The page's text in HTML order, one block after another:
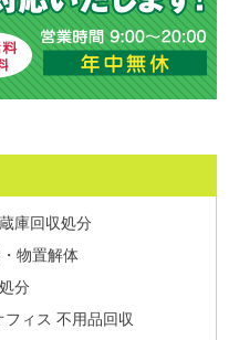
庫回収処分
物置解体
分
フィス 不用品回収